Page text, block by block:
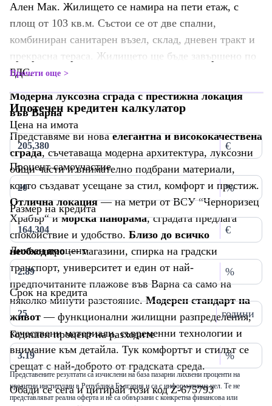
Ален Мак. Жилището се намира на пети етаж, с
площ от 103 кв.м. Състои се от две спални,
комбиниран санитарен възел, склад, дневен тракт и
прекрасна тераса. Жилището ще бъде завършено по
БДС.
Модерна луксозна сграда с престижна локация
във Варна
Представяме ви новаелегантна и висококачествена
сграда, съчетаваща модерна архитектура, луксозни
общи части и внимателно подбрани материали,
които създават усещане за стил, комфорт и престиж.
Отлична локация— на метри от ВСУ “Черноризец
Храбър“ иморска панорама, сградата предлага
спокойствие и удобство. Близо до всичко
необходимо— магазини, спирка на градски
транспорт, университет и един от най-
предпочитаните плажове във Варна са само на
няколко минути разстояние.Модерен стандарт на
живот — функционални жилищни разпределения,
качествени материали, съвременни технологии и
внимание към детайла. Тук комфортът и стилът се
срещат с най-доброто от градската среда.
Обади се сега и цитирай този код Z-675793
Прочети още
Ипотечен кредитен калкулатор
Цена на имота
€
Процент самоучастие
%
Размер на кредита
€
Лихвен процент
%
Срок на кредита
години
Годишен процент на разходите
%
Представените резултати са изчислени на база пазарни лихвени проценти на
кредитни институции в Република България и са с информативна цел. Те не
представляват реална оферта и не са обвързани с конкретна финансова или